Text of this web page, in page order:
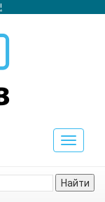
Toggle
Найти